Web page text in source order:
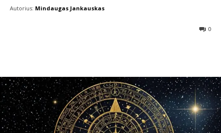
Autorius: Mindaugas Jankauskas
0